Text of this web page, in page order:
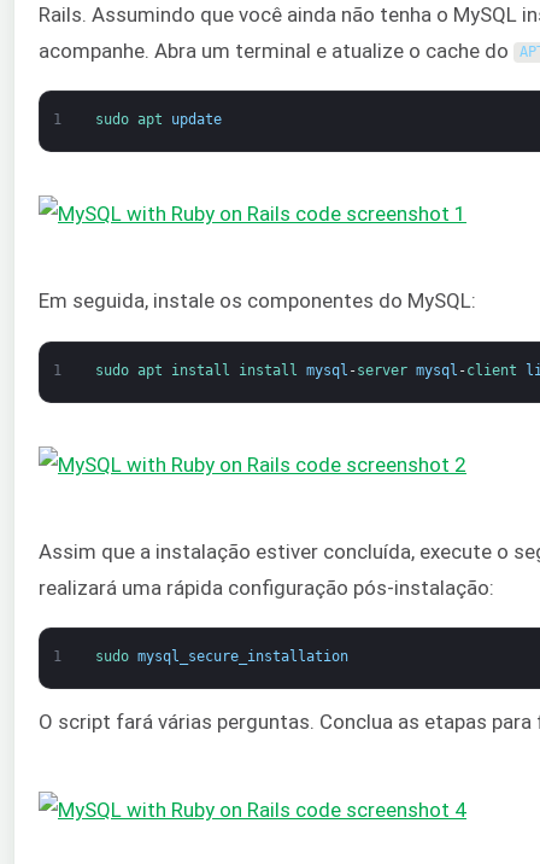
Rails. Assumindo que você ainda não tenha o MySQL
acompanhe. Abra um terminal e atualize o cache do
1 sudo apt update
Em seguida, instale os componentes do MySQL:
1 sudo apt install install mysql -server mysql -client
Assim que a instalação estiver concluída, execute o
realizará uma rápida configuração pós-instalação:
1 sudo mysql_secure_installation
O script fará várias perguntas. Conclua as etapas